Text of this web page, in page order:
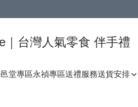
｜台灣人氣零食 伴手禮
堂專區永禎專區送禮服務送貨安排